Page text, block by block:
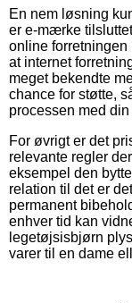
En nem løsning
er e-mærke
online forretningen
at internet
meget bekendte
chance for støtte,
processen med
For øvrigt er det
relevante regler
eksempel den
relation til det er
permanent
enhver tid kan
legetøjsisbjørn
varer til en dame